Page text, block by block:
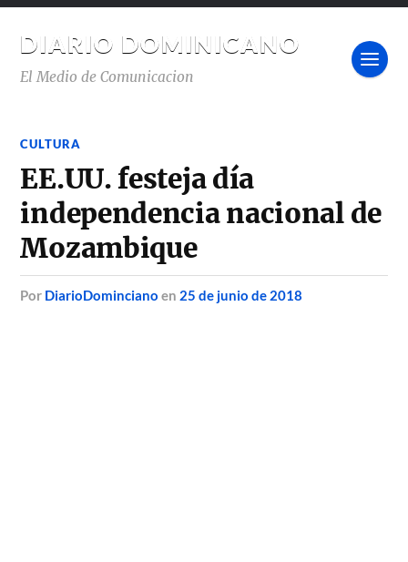
DIARIO DOMINICANO
El Medio de Comunicacion
CULTURA
EE.UU. festeja día
independencia nacional de
Mozambique
por DiarioDominciano en 25 de junio de 2018